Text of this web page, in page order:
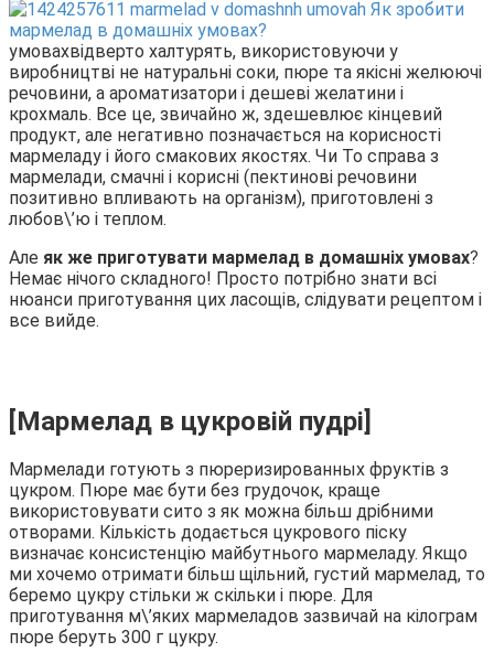
умовахвідверто халтурять, використовуючи у
виробництві не натуральні соки, пюре та якісні желюючі
речовини, а ароматизатори і дешеві желатини і
крохмаль. Все це, звичайно ж, здешевлює кінцевий
продукт, але негативно позначається на корисності
мармеладу і його смакових якостях. Чи То справа з
мармелади, смачні і корисні (пектинові речовини
позитивно впливають на організм), приготовлені з
любов\’ю і теплом.
Але як же приготувати мармелад в домашніх умовах?
Немає нічого складного! Просто потрібно знати всі
нюанси приготування цих ласощів, слідувати рецептом і
все вийде.
[Мармелад в цукровій пудрі]
Мармелади готують з пюреризированных фруктів з
цукром. Пюре має бути без грудочок, краще
використовувати сито з як можна більш дрібними
отворами. Кількість додається цукрового піску
визначає консистенцію майбутнього мармеладу. Якщо
ми хочемо отримати більш щільний, густий мармелад, то
беремо цукру стільки ж скільки і пюре. Для
приготування м\’яких мармеладов зазвичай на кілограм
пюре беруть 300 г цукру.